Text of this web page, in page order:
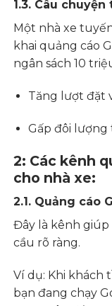
1.3. Câu
Một nhà xe
khai quảng cáo
ngân sách 10
Tăng lượt đặt
Gấp đôi lượng
2: Các kênh
cho nhà xe:
2.1. Quảng cáo
Đây là kênh giúp
cầu rõ ràng.
Ví dụ: Khi khách
bạn đang chạy